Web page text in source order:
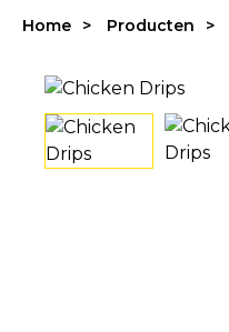
Home Producten